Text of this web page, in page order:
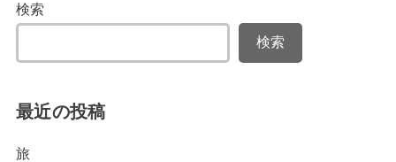
検索
検索
最近の投稿
旅